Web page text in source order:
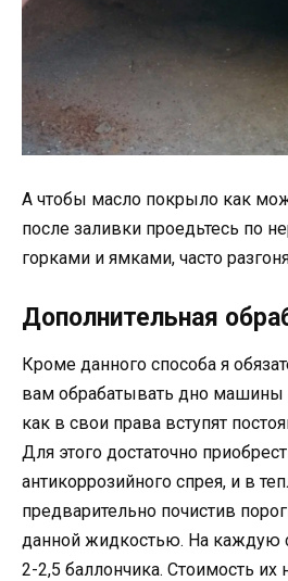
А чтобы масло покрыло как
после заливки проедьтесь по
горками и ямками, часто
Дополнительная
Кроме данного способа я
вам обрабатывать дно машины
как в свои права вступят
Для этого достаточно
антикоррозийного спрея, и в
предварительно почистив
данной жидкостью. На каждую
2-2,5 баллончика. Стоимость их